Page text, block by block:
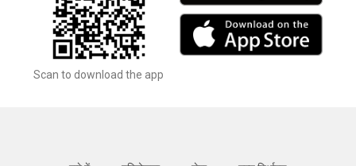
Scan to download the app